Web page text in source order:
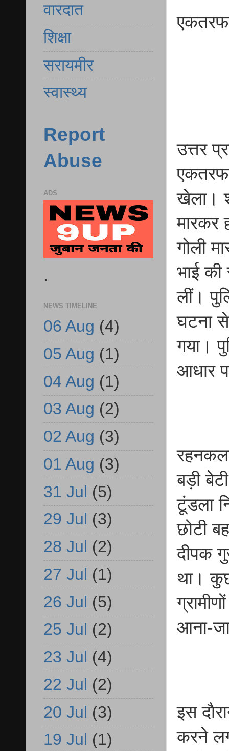
उत्तर
खेला।
मारकर
गोली
भाई
लीं।
घटना
गया।
आधार
बड़ी
टूंडला
छोटी
दीपक
था।
आना-
इस
करने
वारदात
शिक्षा
सरायमीर
स्वास्थ्य
Report
Abuse
ADS
.
NEWS TIMELINE
06 Aug (4)
05 Aug (1)
04 Aug (1)
03 Aug (2)
02 Aug (3)
01 Aug (3)
31 Jul (5)
29 Jul (3)
28 Jul (2)
27 Jul (1)
26 Jul (5)
25 Jul (2)
23 Jul (4)
22 Jul (2)
20 Jul (3)
19 Jul (1)